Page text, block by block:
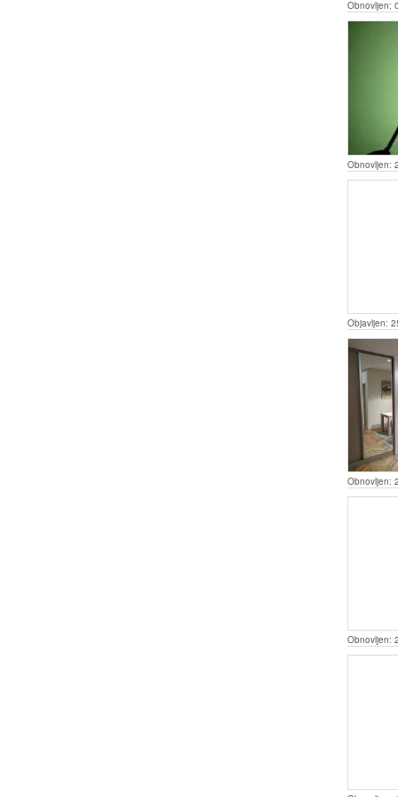
Obnovljen:
Obnovljen:
Objavljen:
Obnovljen:
Obnovljen: